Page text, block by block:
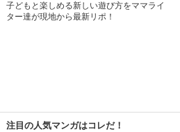
子どもと楽しめる新しい遊び方をママライ
ター達が現地から最新リポ！
注目の人気マンガはコレだ！